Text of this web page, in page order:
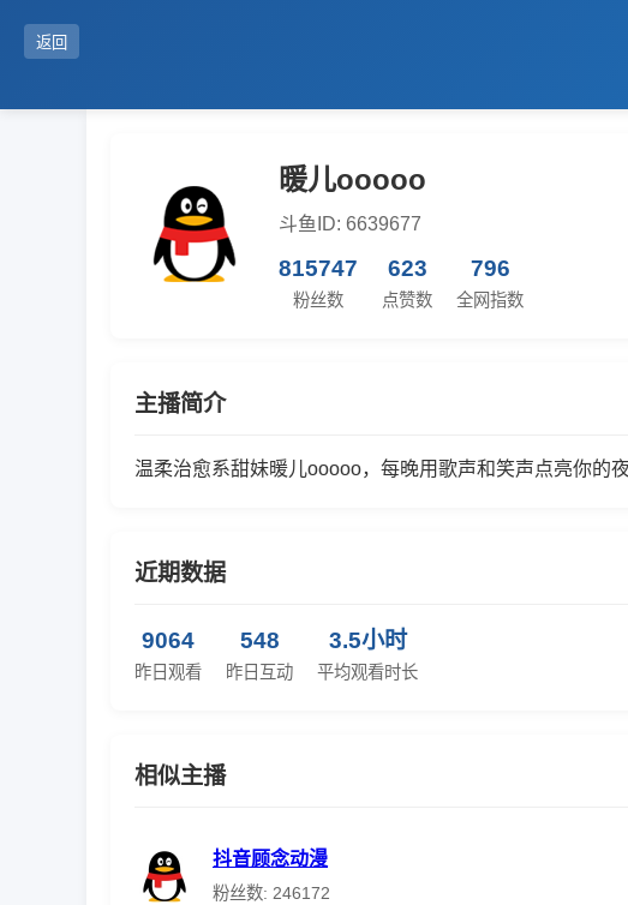
返回
暖儿ooooo
斗鱼ID: 6639677
815747
粉丝数
623
点赞数
796
全网指数
主播简介
温柔治愈系甜妹暖儿ooooo，每晚用歌声和笑声点亮你的
近期数据
9064
昨日观看
548
昨日互动
3.5小时
平均观看时长
相似主播
抖音顾念动漫
粉丝数: 246172